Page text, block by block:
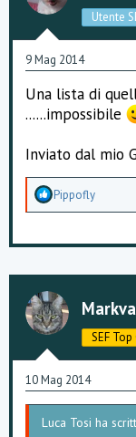
Utente
9 Mag 2014
Una lista di
......impossibile
Inviato dal mio
A
e
a
m
e
n
t
:
Pippofly
SEF
10 Mag 2014
Luca Tosi ha